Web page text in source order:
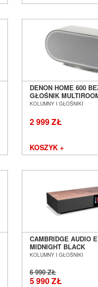
DENON HOME 600
GŁOŚNIK
POZNAŃ WROCŁAW
KOLUMNY I GŁOŚNIKI
2 999 ZŁ
KOSZYK +
CAMBRIDGE AUDIO
MIDNIGHT BLACK
BEZPRZEWODOWY
SALON POZNAŃ
KOLUMNY I GŁOŚNIKI
6 990 ZŁ
5 990 ZŁ